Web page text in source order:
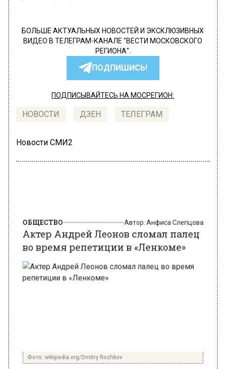
БОЛЬШЕ АКТУАЛЬНЫХ НОВОСТЕЙ И ЭКСКЛЮЗИВНЫХ
ВИДЕО В ТЕЛЕГРАМ-КАНАЛЕ "ВЕСТИ МОСКОВСКОГО
РЕГИОНА".
ПОДПИШИСЬ!
ПОДПИСЫВАЙТЕСЬ НА МОСРЕГИОН:
НОВОСТИ ДЗЕН ТЕЛЕГРАМ
Новости СМИ2
во время репетиции в «Ленкоме»